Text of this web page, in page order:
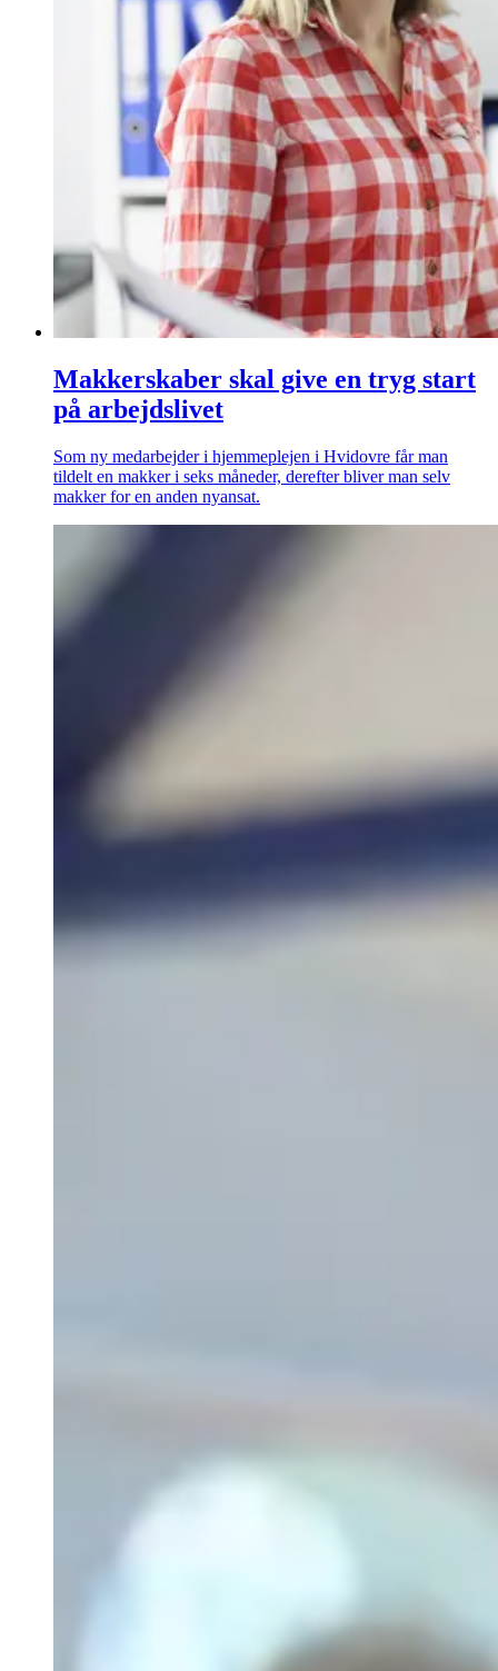
Makkerskaber skal give en tryg start
på arbejdslivet
Som ny medarbejder i hjemmeplejen i Hvidovre får man
tildelt en makker i seks måneder, derefter bliver man selv
makker for en anden nyansat.